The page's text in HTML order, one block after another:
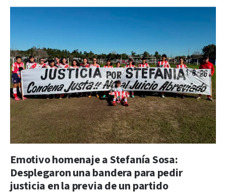
Emotivo homenaje a Stefanía Sosa:
Desplegaron una bandera para pedir
justicia en la previa de un partido